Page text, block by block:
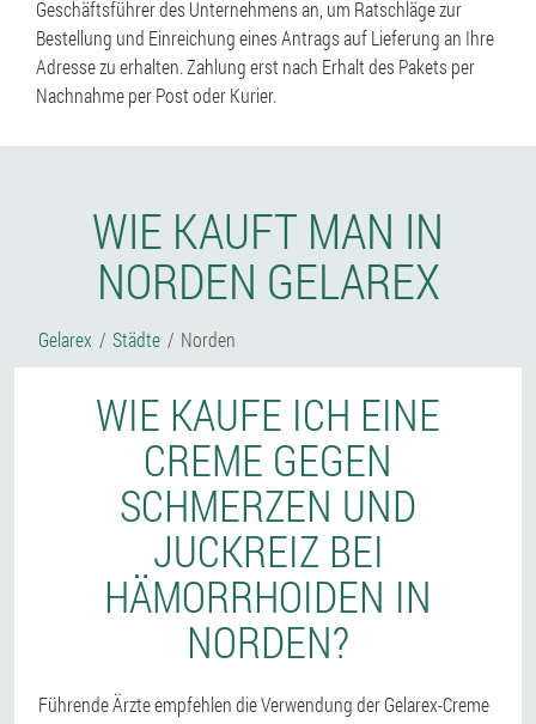
Geschäftsführer des Unternehmens an, um Ratschläge zur
Bestellung und Einreichung eines Antrags auf Lieferung an Ihre
Adresse zu erhalten. Zahlung erst nach Erhalt des Pakets per
Nachnahme per Post oder Kurier.
WIE KAUFT MAN IN
NORDEN GELAREX
Gelarex Städte Norden
WIE KAUFE ICH EINE
CREME GEGEN
SCHMERZEN UND
JUCKREIZ BEI
HÄMORRHOIDEN IN
NORDEN?
Führende Ärzte empfehlen die Verwendung der Gelarex-Creme